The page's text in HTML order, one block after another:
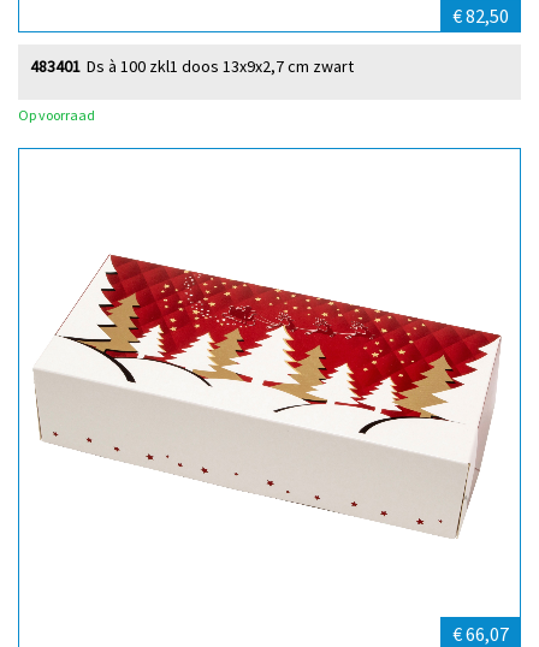
€ 82,50
Ds à 100 zkl1 doos 13x9x2,7 cm zwart
483401
Op voorraad
€ 66,07